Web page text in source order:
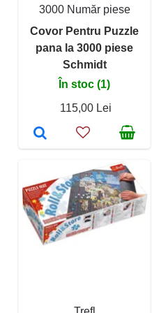
3000 Număr piese
Covor Pentru Puzzle
pana la 3000 piese
Schmidt
În stoc (1)
115,00 Lei